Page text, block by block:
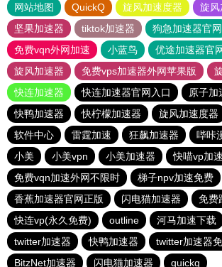
网站地图 QuickQ 旋风加速度器
旋风
坚果加速器
tiktok加速器
狗急加速器官网
免费vqn外网加速
小蓝鸟 优途加速器官
旋风加速器
免费vps加速器外网苹果版
快连加速器
快连加速器官网入口
原子加
快鸭加速器
快柠檬加速器 旋风加速度器
软件中心
雷霆加速 狂飙加速器 哔咔
小美
小美vpn 小美加速器
快喵vp加
免费vqn加速外网不限时
梯子npv加速免费
香蕉加速器官网正版
闪电猫加速器
免费
快连vp(永久免费)
outline 河马加速下载
twitter加速器
快鸭加速器 twitter加速器
BitzNet加速器
闪电猫加速器 quickq